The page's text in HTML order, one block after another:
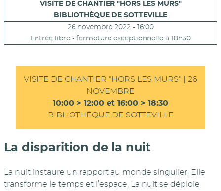
VISITE DE CHANTIER "HORS LES MURS"
BIBLIOTHÈQUE DE SOTTEVILLE
26 novembre 2022 - 16:00
Entrée libre - fermeture exceptionnelle à 18h30
VISITE DE CHANTIER "HORS LES MURS" | 26
NOVEMBRE
10:00 > 12:00 et 16:00 > 18:30
BIBLIOTHÈQUE DE SOTTEVILLE
La disparition de la nuit
La nuit instaure un rapport au monde singulier. Elle
transforme le temps et l’espace. La nuit se déploie